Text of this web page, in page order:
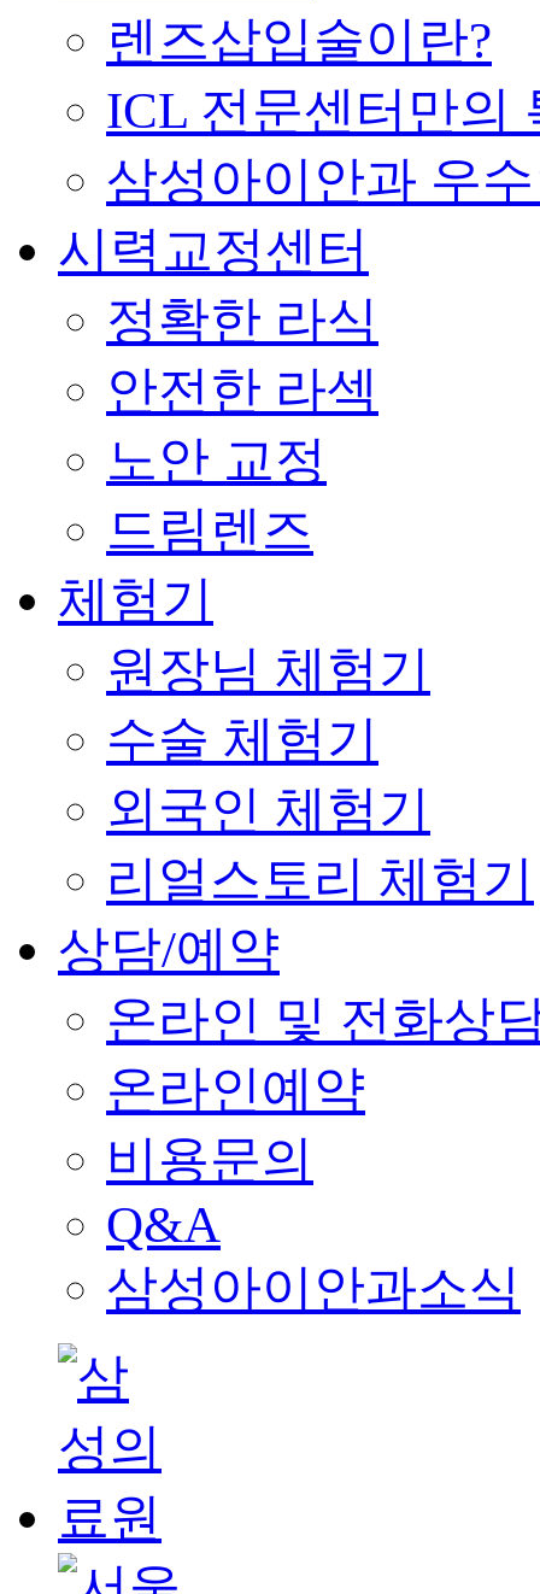
렌즈삽입술이란?
ICL 전문센터만의
삼성아이안과 우
시력교정센터
정확한 라식
안전한 라섹
노안 교정
드림렌즈
체험기
원장님 체험기
수술 체험기
외국인 체험기
리얼스토리 체험기
상담/예약
온라인 및 전화상
온라인예약
비용문의
Q&A
삼성아이안과소식